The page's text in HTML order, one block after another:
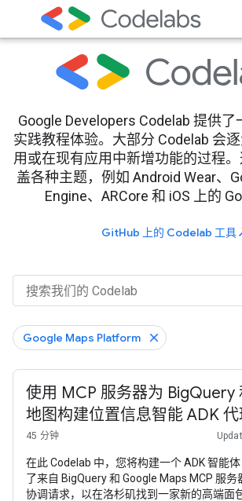
Google Developers Codelab 提供
实践教程体验。大部分 Codelab 会
用或在现有应用中新增功能的过程
盖各种主题，例如 Android Wear、
Engine、ARCore 和 iOS 上的
GitHub 上的 Codelab 工具
Google Maps Platform
使用 MCP 服务器为 BigQuery
地图构建位置信息智能 ADK
45 分钟
在此 Codelab 中，您将构建一个 ADK 智能
了来自 BigQuery 和 Google Maps MCP 服
协调请求，以在洛杉矶找到一家新的高端面